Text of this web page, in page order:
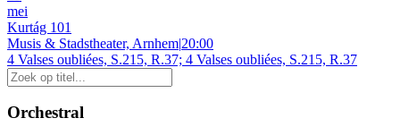
mei
Kurtág 101
Musis & Stadstheater, Arnhem|20:00
4 Valses oubliées, S.215, R.37; 4 Valses oubliées, S.215, R.37
Orchestral